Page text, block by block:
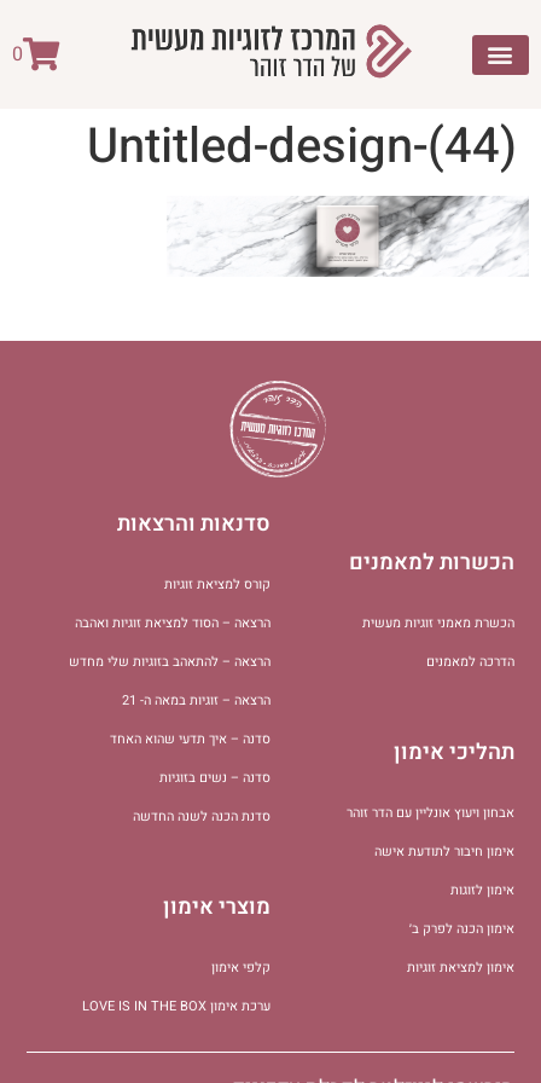
0
Untitled-design-(44)
הכשרות למאמנים
הכשרת מאמני זוגיות מעשית
הדרכה למאמנים
תהליכי אימון
אבחון ויעוץ אונליין עם הדר זוהר
אימון חיבור לתודעת אישה
אימון לזוגות
אימון הכנה לפרק ב׳
אימון למציאת זוגיות
סדנאות והרצאות
קורס למציאת זוגיות
הרצאה – הסוד למציאת זוגיות ואהבה
הרצאה – להתאהב בזוגיות שלי מחדש
הרצאה – זוגיות במאה ה- 21
סדנה – איך תדעי שהוא האחד
סדנה – נשים בזוגיות
סדנת הכנה לשנה החדשה
מוצרי אימון
קלפי אימון
ערכת אימון LOVE IS IN THE BOX